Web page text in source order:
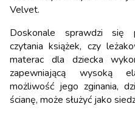
Velvet.
Doskonale sprawdzi się
czytania książek, czy
materac dla dziecka
zapewniającą wysoką
możliwość jego zginania,
ścianę, może służyć jako